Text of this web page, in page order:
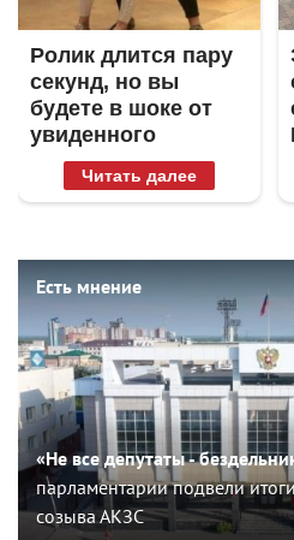
Ролик длится пару
секунд, но вы
будете в шоке от
увиденного
Читать далее
Есть мнение
«Не все депутаты -
парламентарии подвели
созыва АКЗС